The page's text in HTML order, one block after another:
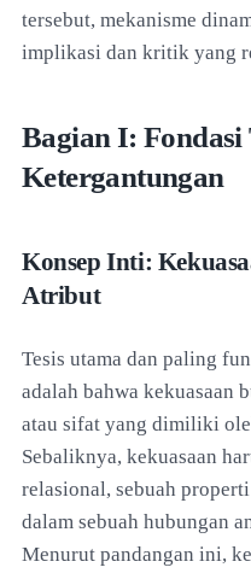
tersebut, mekanisme
implikasi dan kritik yang
Bagian I: Fondasi
Ketergantungan
Konsep Inti:
Atribut
Tesis utama dan paling
adalah bahwa kekuasaan
atau sifat yang dimiliki
Sebaliknya, kekuasaan
relasional, sebuah
dalam sebuah hubungan
Menurut pandangan ini,